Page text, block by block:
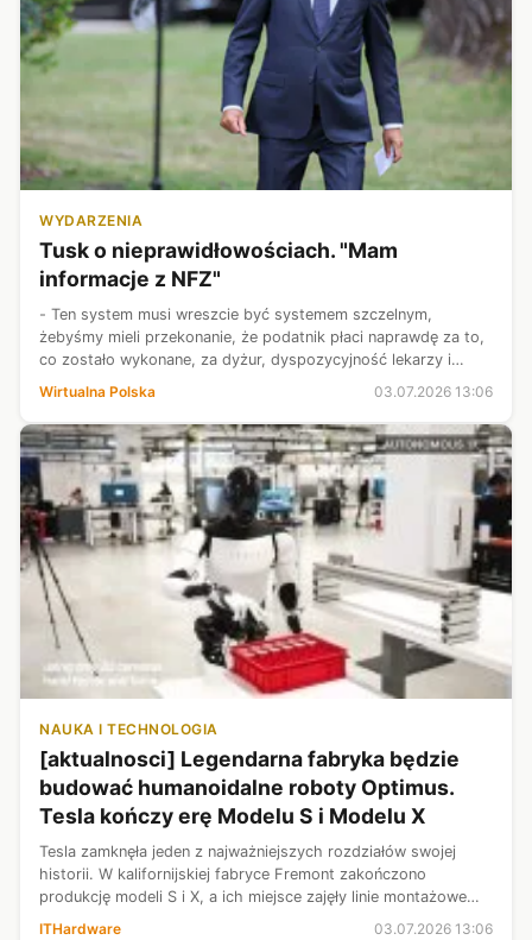
WYDARZENIA
Tusk o nieprawidłowościach. "Mam
informacje z NFZ"
- Ten system musi wreszcie być systemem szczelnym,
żebyśmy mieli przekonanie, że podatnik płaci naprawdę za to,
co zostało wykonane, za dyżur, dyspozycyjność lekarzy i
Wirtualna Polska 03.07.2026 13:06
NAUKA I TECHNOLOGIA
[aktualnosci] Legendarna fabryka będzie
budować humanoidalne roboty Optimus.
Tesla kończy erę Modelu S i Modelu X
Tesla zamknęła jeden z najważniejszych rozdziałów swojej
historii. W kalifornijskiej fabryce Fremont zakończono
produkcję modeli S i X, a ich miejsce zajęły linie montażowe
przeznaczone dla humanoidalnego robota Optimus Gen 3. To
ITHardware 03.07.2026 13:06